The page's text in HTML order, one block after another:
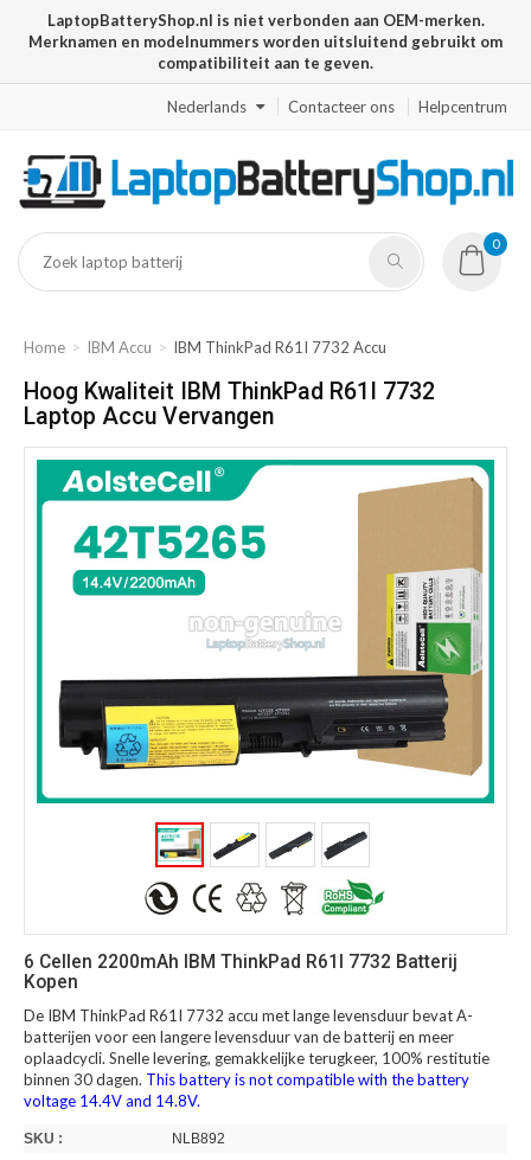
LaptopBatteryShop.nl is niet verbonden aan OEM-merken.
Merknamen en modelnummers worden uitsluitend gebruikt om
compatibiliteit aan te geven.
Nederlands Contacteer ons Helpcentrum
0
Home IBM Accu IBM ThinkPad R61I 7732 Accu
Hoog Kwaliteit IBM ThinkPad R61I 7732
Laptop Accu Vervangen
6 Cellen 2200mAh IBM ThinkPad R61I 7732 Batterij
Kopen
De IBM ThinkPad R61I 7732 accu met lange levensduur bevat A-
batterijen voor een langere levensduur van de batterij en meer
oplaadcycli. Snelle levering, gemakkelijke terugkeer, 100% restitutie
binnen 30 dagen. This battery is not compatible with the battery
voltage 14.4V and 14.8V.
SKU :
NLB892